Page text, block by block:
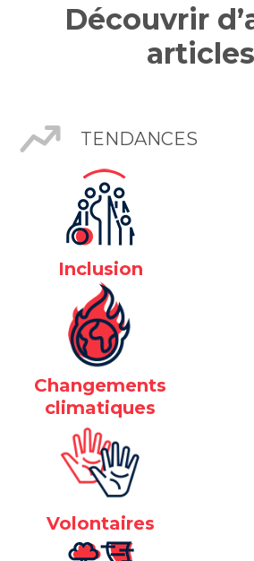
Découvrir
articles
TENDANCES
Inclusion
Changements
climatiques
Volontaires